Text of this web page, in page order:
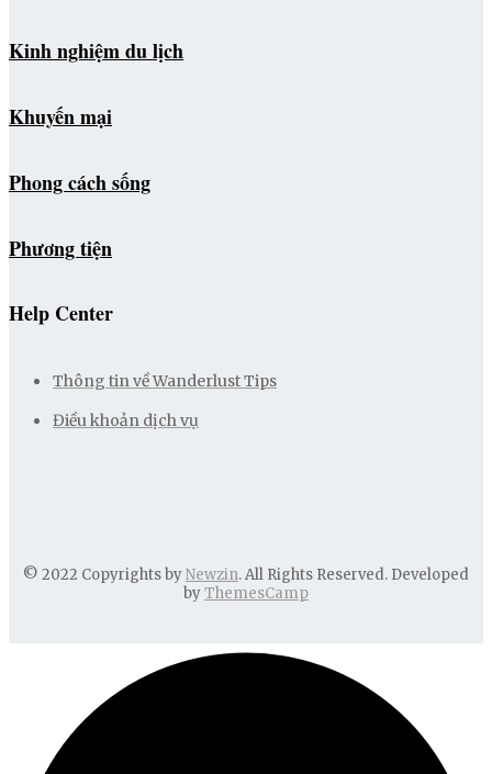
Kinh nghiệm du lịch
Khuyến mại
Phong cách sống
Phương tiện
Help Center
Thông tin về Wanderlust Tips
Điều khoản dịch vụ
© 2022 Copyrights byNewzin. All Rights Reserved. Developed
byThemesCamp